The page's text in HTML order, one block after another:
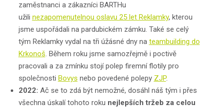
zaměstnanci a zákazníci BARTHu
užili nezapomenutelnou oslavu 25 let Reklamky, kterou
jsme uspořádali na pardubickém zámku. Také se celý
tým Reklamky vydal na tři úžásné dny na teambuilding do
Krkonoš. Během roku jsme samozřejmě i poctivě
pracovali a za zmínku stojí polep firemní flotily pro
společnosti Bovys nebo povedené polepy ZJP.
2022: Ač se to zdá být nemožné, dosáhl náš tým i přes
všechna úskalí tohoto roku nejlepších tržeb za celou